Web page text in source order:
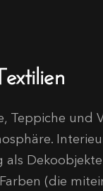
Teppiche und
(die